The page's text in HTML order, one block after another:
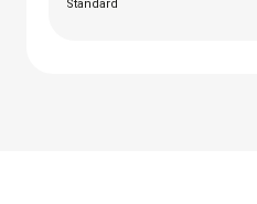
Standard